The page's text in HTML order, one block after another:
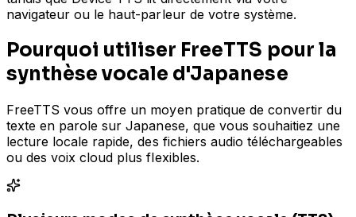
navigateur ou le haut-parleur de votre système.
Pourquoi utiliser FreeTTS pour la
synthèse vocale d'Japanese
FreeTTS vous offre un moyen pratique de convertir du
texte en parole sur Japanese, que vous souhaitiez une
lecture locale rapide, des fichiers audio téléchargeables
ou des voix cloud plus flexibles.